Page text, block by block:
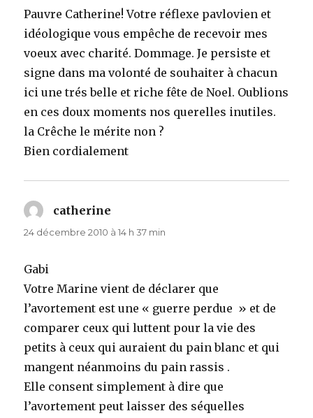
Pauvre Catherine! Votre réflexe pavlovien et
idéologique vous empêche de recevoir mes
voeux avec charité. Dommage. Je persiste et
signe dans ma volonté de souhaiter à chacun
ici une trés belle et riche fête de Noel. Oublions
en ces doux moments nos querelles inutiles.
la Crêche le mérite non ?
Bien cordialement
catherine
24 décembre 2010 à 14 h 37 min
Gabi
Votre Marine vient de déclarer que
l’avortement est une « guerre perdue » et de
comparer ceux qui luttent pour la vie des
petits à ceux qui auraient du pain blanc et qui
mangent néanmoins du pain rassis .
Elle consent simplement à dire que
l’avortement peut laisser des séquelles